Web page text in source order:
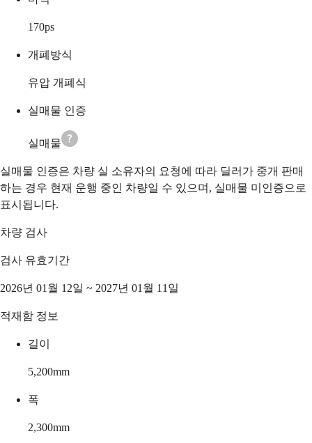
170ps
개폐방식
유압 개폐식
실매물 인증
실매물
실매물 인증은 차량 실 소유자의 요청에 따라 딜러가 중개 판매
하는 경우 현재 운행 중인 차량일 수 있으며, 실매물 미인증으로
표시됩니다.
차량 검사
검사 유효기간
2026년 01월 12일 ~ 2027년 01월 11일
적재함 정보
길이
5,200mm
폭
2,300mm